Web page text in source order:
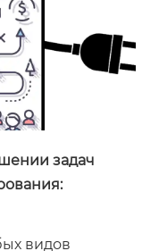
задач
видов